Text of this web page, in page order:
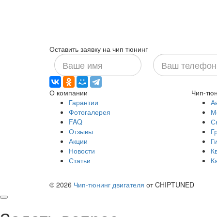
Оставить заявку на чип тюнинг
Ваше
имя
Ваш
телефон
О компании
Гарантии
Фотогалерея
FAQ
Отзывы
Акции
Новости
Статьи
Чип-
© 2026 Чип-тюнинг двигателя от CHIPTUNED